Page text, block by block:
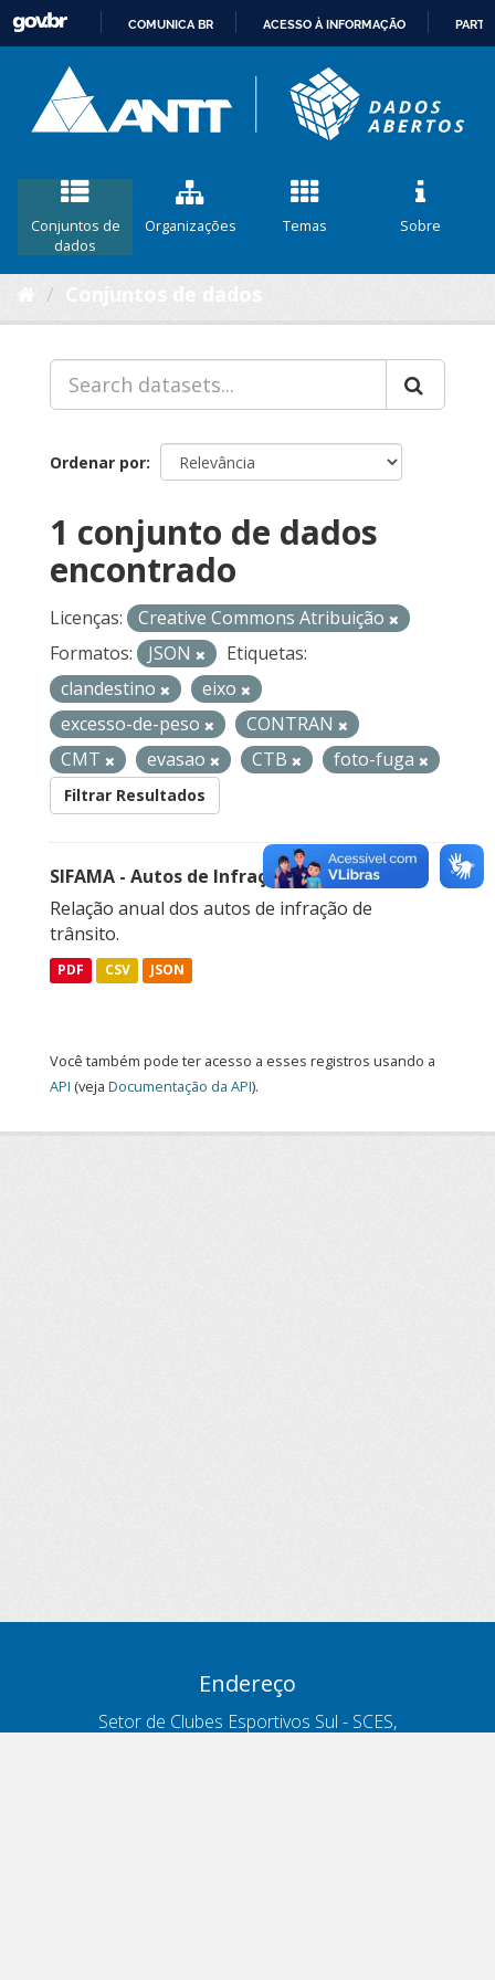
CONTEÚDO
COMUNICA BR ACESSO À INFORMAÇÃO
Conjuntos de
dados
Organizações Temas Sobre
Ordenar por
1 conjunto de dados
encontrado
Licenças:
Creative Commons Atribuição
Formatos:
JSON
Etiquetas:
clandestino
eixo
excesso-de-peso
CONTRAN
CMT
evasao CTB foto-fuga
Filtrar Resultados
SIFAMA - Autos de Infração de Trânsito
Relação anual dos autos de infração de
trânsito.
PDF CSV JSON
Você também pode ter acesso a esses registros usando a
API (veja Documentação da API).
Endereço
Setor de Clubes Esportivos Sul - SCES,